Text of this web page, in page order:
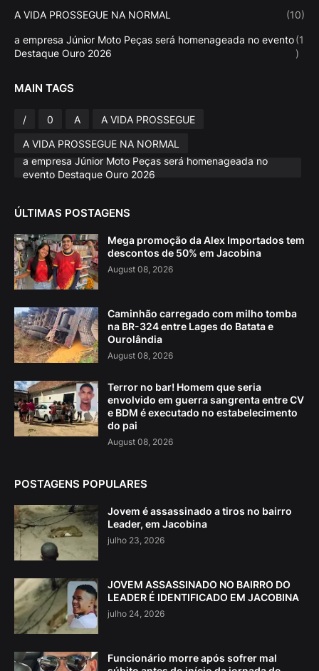
A VIDA PROSSEGUE NA NORMAL (10)
a empresa Júnior Moto Peças será homenageada no evento
Destaque Ouro 2026
(1
)
MAIN TAGS
/ 0 A
A VIDA PROSSEGUE
A VIDA PROSSEGUE NA NORMAL
a empresa Júnior Moto Peças será homenageada no
evento Destaque Ouro 2026
ÚLTIMAS POSTAGENS
Mega promoção da Alex Importados tem
descontos de 50% em Jacobina
August 08, 2026
Caminhão carregado com milho tomba
na BR-324 entre Lages do Batata e
Ourolândia
August 08, 2026
Terror no bar! Homem que seria
envolvido em guerra sangrenta entre CV
e BDM é executado no estabelecimento
do pai
August 08, 2026
POSTAGENS POPULARES
Jovem é assassinado a tiros no bairro
Leader, em Jacobina
julho 23, 2026
JOVEM ASSASSINADO NO BAIRRO DO
LEADER É IDENTIFICADO EM JACOBINA
julho 24, 2026
Funcionário morre após sofrer mal